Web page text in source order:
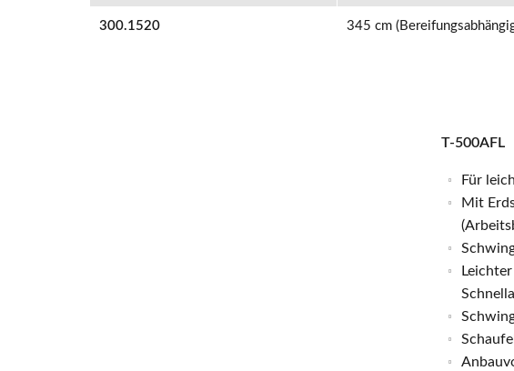
300.1520 345 cm
T-500AFL
Für
Mit